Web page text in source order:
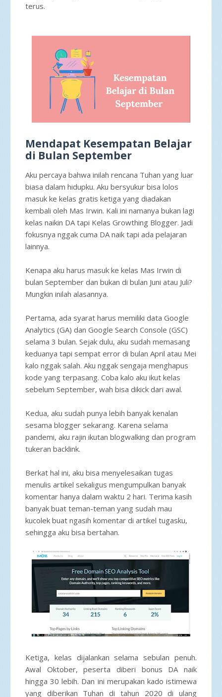
terus.
Mendapat Kesempatan Belajar
di Bulan September
Aku percaya bahwa inilah rencana Tuhan yang luar
biasa dalam hidupku. Aku bersyukur bisa lolos
masuk ke kelas gratis ketiga yang diadakan
kembali oleh Mas Irwin. Kali ini namanya bukan lagi
kelas naikin DA tapi Kelas Growthing Blogger. Jadi
fokusnya nggak cuma DA naik tapi ada pelajaran
lainnya.
Kenapa aku harus masuk ke kelas Mas Irwin di
bulan September dan bukan di bulan Juni atau Juli?
Mungkin inilah alasannya.
Pertama, ada syarat harus memiliki data Google
Analytics (GA) dan Google Search Console (GSC)
selama 3 bulan. Sejak dulu, aku sudah memasang
keduanya tapi sempat error di bulan April atau Mei
kalo nggak salah. Aku nggak sengaja menghapus
kode yang terpasang. Coba kalo aku ikut kelas
sebelum September, wah bisa dikick dari awal.
Kedua, aku sudah punya lebih banyak kenalan
sesama blogger sekarang. Karena selama
pandemi, aku rajin ikutan blogwalking dan program
tukeran backlink.
Berkat hal ini, aku bisa menyelesaikan tugas
menulis artikel sekaligus mengumpulkan banyak
komentar hanya dalam waktu 2 hari. Terima kasih
banyak buat teman-teman yang sudah mau
kucolek buat ngasih komentar di artikel tugasku,
sehingga aku bisa bertahan.
Ketiga, kelas dijalankan selama sebulan penuh.
Awal Oktober, peserta diberi bonus DA naik
hingga 30 lebih. Dan ini merupakan kado istimewa
yang diberikan Tuhan di tahun 2020 di ulang